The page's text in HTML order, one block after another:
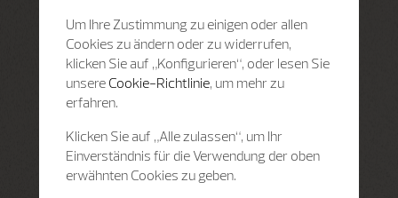
Um Ihre Zustimmung zu einigen oder allen
Cookies zu ändern oder zu widerrufen,
klicken Sie auf „Konfigurieren“, oder lesen Sie
unsere Cookie-Richtlinie, um mehr zu
erfahren.
Klicken Sie auf „Alle zulassen“, um Ihr
Einverständnis für die Verwendung der oben
erwähnten Cookies zu geben.